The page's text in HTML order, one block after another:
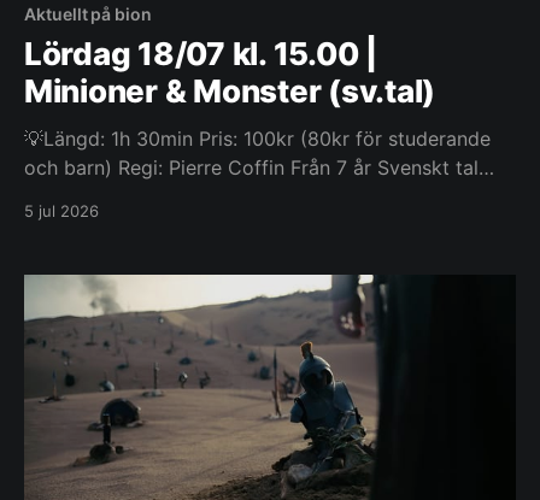
Aktuellt på bion
Lördag 18/07 kl. 15.00 |
Minioner & Monster (sv.tal)
💡Längd: 1h 30min Pris: 100kr (80kr för studerande
och barn) Regi: Pierre Coffin Från 7 år Svenskt tal
berättelsen om hur Minionerna erövrade Hollywood,
världen och sedan slog sig samman för att försöka
5 jul 2026